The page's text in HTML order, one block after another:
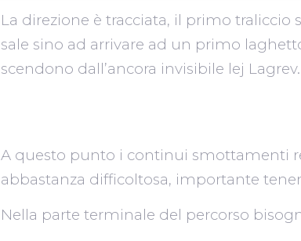
La direzione è tracciata, il primo traliccio
sale sino ad arrivare ad un primo
scendono dall’ancora invisibile lej Lagrev.
A questo punto i continui smottamenti
abbastanza difficoltosa, importante
Nella parte terminale del percorso